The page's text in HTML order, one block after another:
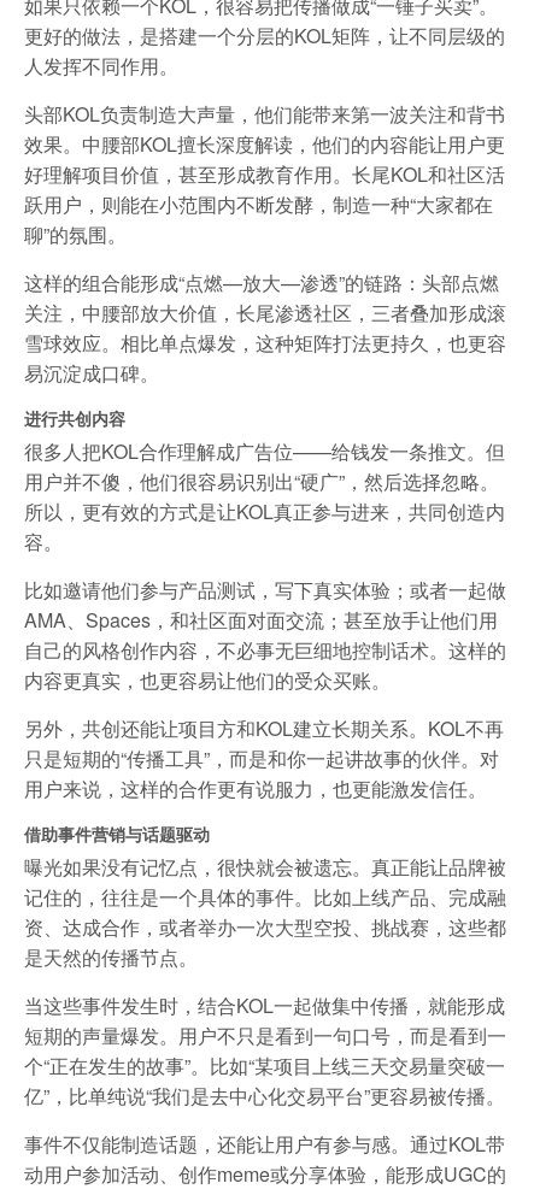
更好的做法，是搭建一个分层的KOL矩阵，让不同层级的
人发挥不同作用。
头部KOL负责制造大声量，他们能带来第一波关注和背书
效果。中腰部KOL擅长深度解读，他们的内容能让用户更
好理解项目价值，甚至形成教育作用。长尾KOL和社区活
跃用户，则能在小范围内不断发酵，制造一种“大家都在
聊”的氛围。
这样的组合能形成“点燃—放大—渗透”的链路：头部点燃
关注，中腰部放大价值，长尾渗透社区，三者叠加形成滚
雪球效应。相比单点爆发，这种矩阵打法更持久，也更容
易沉淀成口碑。
进行共创内容
很多人把KOL合作理解成广告位——给钱发一条推文。但
用户并不傻，他们很容易识别出“硬广”，然后选择忽略。
所以，更有效的方式是让KOL真正参与进来，共同创造内
容。
比如邀请他们参与产品测试，写下真实体验；或者一起做
AMA、Spaces，和社区面对面交流；甚至放手让他们用
自己的风格创作内容，不必事无巨细地控制话术。这样的
内容更真实，也更容易让他们的受众买账。
另外，共创还能让项目方和KOL建立长期关系。KOL不再
只是短期的“传播工具”，而是和你一起讲故事的伙伴。对
用户来说，这样的合作更有说服力，也更能激发信任。
借助事件营销与话题驱动
曝光如果没有记忆点，很快就会被遗忘。真正能让品牌被
记住的，往往是一个具体的事件。比如上线产品、完成融
资、达成合作，或者举办一次大型空投、挑战赛，这些都
是天然的传播节点。
当这些事件发生时，结合KOL一起做集中传播，就能形成
短期的声量爆发。用户不只是看到一句口号，而是看到一
个“正在发生的故事”。比如“某项目上线三天交易量突破一
亿”，比单纯说“我们是去中心化交易平台”更容易被传播。
事件不仅能制造话题，还能让用户有参与感。通过KOL带
动用户参加活动、创作meme或分享体验，能形成UGC的